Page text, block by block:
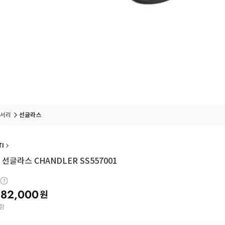
리 선글라스
선글라스 CHANDLER SS557001
원